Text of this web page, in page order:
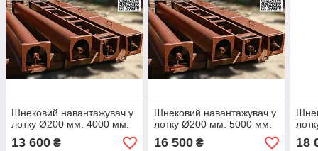
Шнековий навантажувач у
лотку Ø200 мм. 4000 мм.
13 600 ₴
Шнековий навантажувач у
лотку Ø200 мм. 5000 мм.
16 500₴ 18